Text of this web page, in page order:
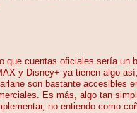
que cuentas oficiales sería un
y Disney+ ya tienen algo
son bastante accesibles
Es más, algo tan
no entiendo como